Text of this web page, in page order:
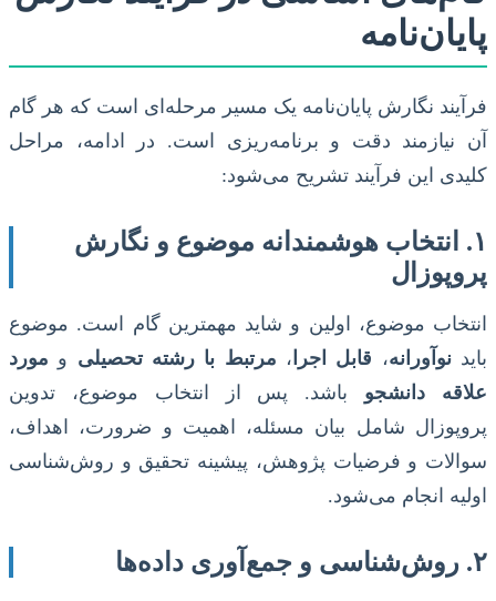
پایان‌نامه
فرآیند نگارش پایان‌نامه یک مسیر مرحله‌ای است که هر گام
آن نیازمند دقت و برنامه‌ریزی است. در ادامه، مراحل
کلیدی این فرآیند تشریح می‌شود:
۱. انتخاب هوشمندانه موضوع و نگارش
پروپوزال
انتخاب موضوع، اولین و شاید مهمترین گام است. موضوع
بایدنوآورانه، قابل اجرا ، مرتبط با رشته تحصیلی و مورد
علاقه دانشجو باشد. پس از انتخاب موضوع، تدوین
پروپوزال شامل بیان مسئله، اهمیت و ضرورت، اهداف،
سوالات و فرضیات پژوهش، پیشینه تحقیق و روش‌شناسی
اولیه انجام می‌شود.
۲. روش‌شناسی و جمع‌آوری داده‌ها